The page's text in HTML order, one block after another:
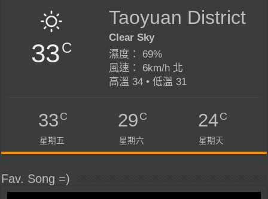
33C
Taoyuan District
Clear Sky
濕度： 69%
風速： 6km/h 北
高溫 34 • 低溫 31
33C
星期五
29C
星期六
24C
星期天
Fav. Song =)